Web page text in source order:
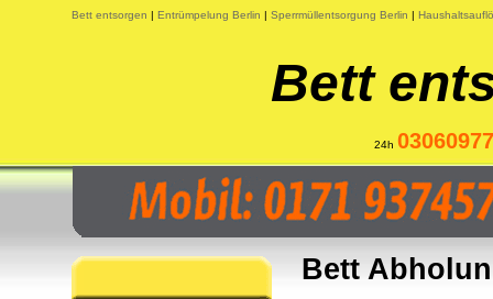
Bett entsorgen | Entrümpelung Berlin | Sperrmüllentsorgung Berlin |
Bett
24h
Bett